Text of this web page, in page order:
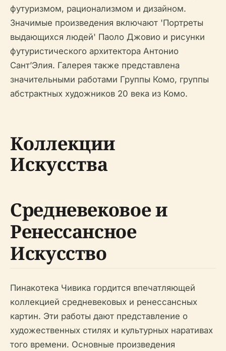
футуризмом, рационализмом и дизайном.
Значимые произведения включают 'Портреты
выдающихся людей' Паоло Джовио и рисунки
футуристического архитектора Антонио
Сант’Элия. Галерея также представлена
значительными работами Группы Комо, группы
абстрактных художников 20 века из Комо.
Коллекции
Искусства
Средневековое и
Ренессансное
Искусство
Пинакотека Чивика гордится впечатляющей
коллекцией средневековых и ренессансных
картин. Эти работы дают представление о
художественных стилях и культурных наративах
того времени. Основные произведения